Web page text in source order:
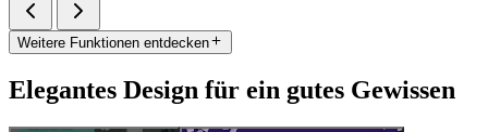
Weitere Funktionen entdecken
Elegantes Design für ein gutes Gewissen